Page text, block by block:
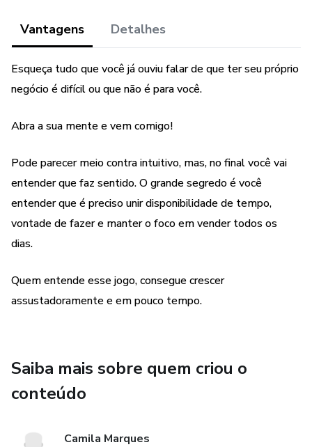
conteúdo desse e-book, mais rápido você vai poder
Comece agora.
Vantagens Detalhes
Esqueça tudo que você já ouviu falar de que ter seu próprio
negócio é difícil ou que não é para você.
Abra a sua mente e vem comigo!
Pode parecer meio contra intuitivo, mas, no final você vai
entender que faz sentido. O grande segredo é você
entender que é preciso unir disponibilidade de tempo,
vontade de fazer e manter o foco em vender todos os
dias.
Quem entende esse jogo, consegue crescer
assustadoramente e em pouco tempo.
Saiba mais sobre quem criou o
conteúdo
Camila Marques